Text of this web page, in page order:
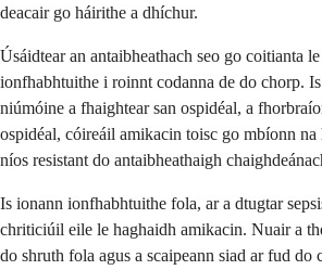
deacair go háirithe a dhíchur.
Úsáidtear an antaibheathach seo go coitianta
ionfhabhtuithe i roinnt codanna de do chorp.
niúmóine a fhaightear san ospidéal, a
ospidéal, cóireáil amikacin toisc go mbíonn
níos resistant do antaibheathaigh
Is ionann ionfhabhtuithe fola, ar a dtugtar
chriticiúil eile le haghaidh amikacin. Nuair a
do shruth fola agus a scaipeann siad ar fud do